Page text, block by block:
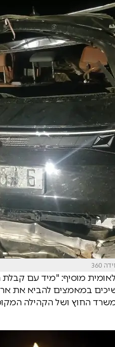
360
מוסיף: "מיד עם
במאמצים להביא את
החוץ ושל הקהילה